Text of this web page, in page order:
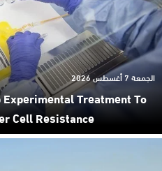
Treatment To
Cell Resistance
الجمعة 7 أغسطس 2026